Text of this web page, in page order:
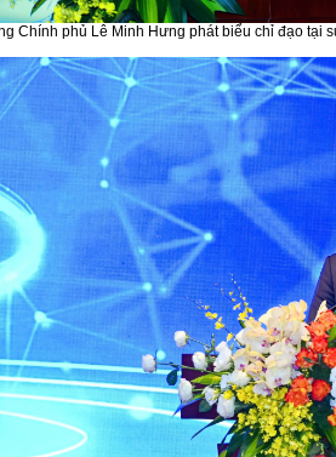
Chính phủ Lê Minh Hưng phát biểu chỉ đạo tại